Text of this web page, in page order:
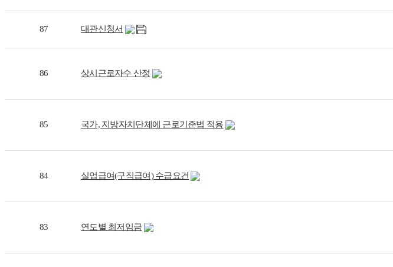
87 대관신청서
86 상시근로자수 산정
85 국가, 지방자치단체에 근로기준법 적용
84 실업급여(구직급여) 수급요건
83 연도별 최저임금